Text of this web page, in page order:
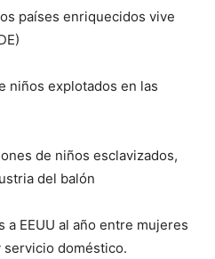
países enriquecidos vive
niños explotados en las
de niños esclavizados,
del balón
EEUU al año entre mujeres
doméstico.